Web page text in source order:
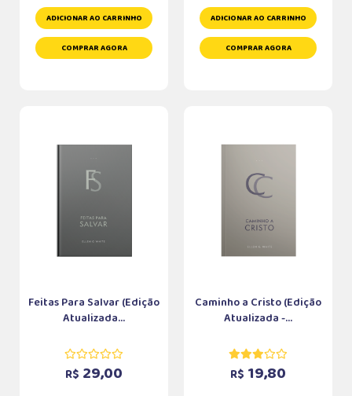
ADICIONAR AO CARRINHO
COMPRAR AGORA
ADICIONAR AO CARRINHO
COMPRAR AGORA
Feitas Para Salvar (Edição
Atualizada...
R$ 29,00
Caminho a Cristo (Edição
Atualizada -...
R$ 19,80